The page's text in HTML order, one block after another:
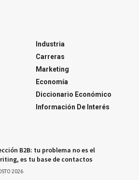
Industria
Carreras
Marketing
Economía
Diccionario Económico
Información De Interés
B2B: tu problema no es el
es tu base de contactos
2026